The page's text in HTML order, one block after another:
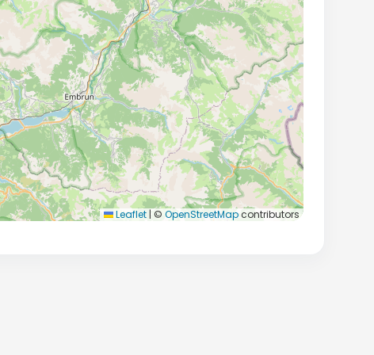
Leaflet | © OpenStreetMapcontributors